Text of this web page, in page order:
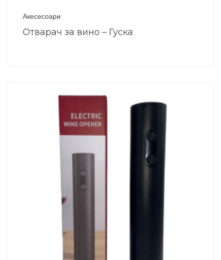
Акесесоари
Отварач за вино – Гуска